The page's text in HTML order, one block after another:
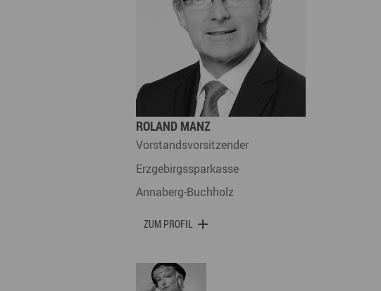
ROLAND MANZ
Vorstandsvorsitzender
Erzgebirgssparkasse
Annaberg-Buchholz
ZUM PROFIL